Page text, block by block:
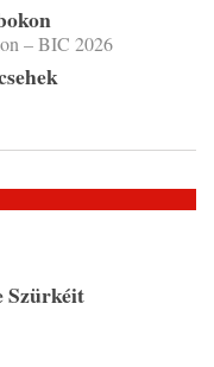
– BIC 2026
Szürkéit